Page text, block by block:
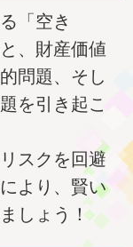
「空き
、財産価値
問題、そし
を引き起こ
スクを回避
より、賢い
しょう！